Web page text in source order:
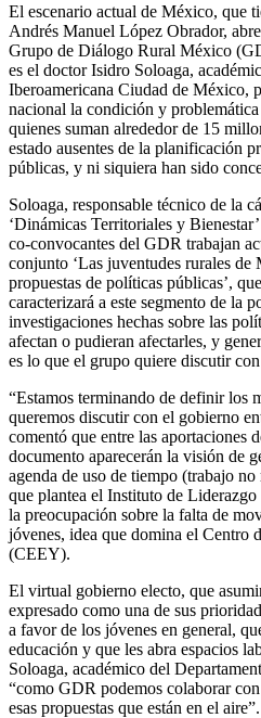
El escenario actual de México, que
Andrés Manuel López Obrador,
Grupo de Diálogo Rural México
es el doctor Isidro Soloaga,
Iberoamericana Ciudad de México,
nacional la condición y
quienes suman alrededor de 15
estado ausentes de la planificación
públicas, y ni siquiera han sido
Soloaga, responsable técnico de la
‘Dinámicas Territoriales y
co-convocantes del GDR trabajan
conjunto ‘Las juventudes rurales
propuestas de políticas públicas’,
caracterizará a este segmento de la
investigaciones hechas sobre las
afectan o pudieran afectarles, y
es lo que el grupo quiere discutir
“Estamos terminando de definir los
queremos discutir con el gobierno
comentó que entre las aportaciones
documento aparecerán la visión de
agenda de uso de tiempo (trabajo
que plantea el Instituto de
la preocupación sobre la falta de
jóvenes, idea que domina el Centro
(CEEY).
El virtual gobierno electo, que
expresado como una de sus
a favor de los jóvenes en general,
educación y que les abra espacios
Soloaga, académico del
“como GDR podemos colaborar
esas propuestas que están en el aire”.